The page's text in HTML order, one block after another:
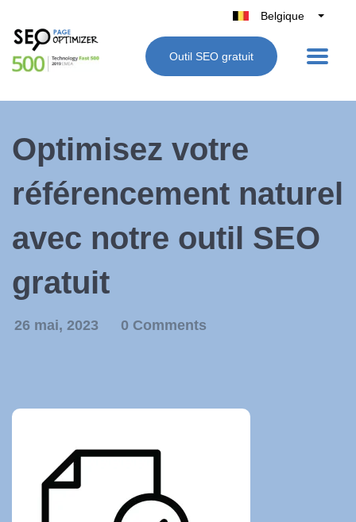
Belgique
België
Nederland
Italie
Outil SEO gratuit
Optimisez votre
référencement naturel
avec notre outil SEO
gratuit
26 mai, 2023 0 Comments